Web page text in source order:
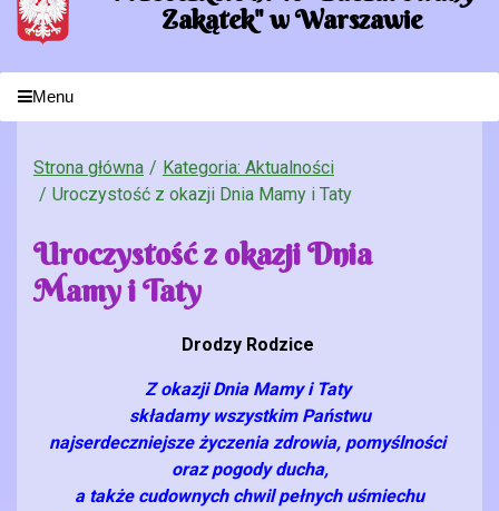
Zakątek" w Warszawie
Menu
Strona główna
Kategoria: Aktualności
Uroczystość z okazji Dnia Mamy i Taty
Uroczystość z okazji Dnia
Mamy i Taty
Drodzy Rodzice
Z okazji Dnia Mamy i Taty
składamy wszystkim Państwu
najserdeczniejsze życzenia zdrowia, pomyślności
oraz pogody ducha,
a także cudownych chwil pełnych uśmiechu